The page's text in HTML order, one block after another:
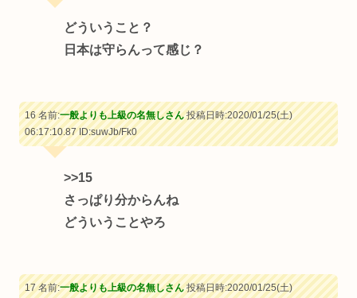
どういうこと？
日本は守らんって感じ？
16 名前:一般よりも上級の名無しさん投稿日時:2020/01/25(土)
06:17:10.87ID:suwJb/Fk0
>>15
さっぱり分からんね
どういうことやろ
17 名前:一般よりも上級の名無しさん投稿日時:2020/01/25(土)